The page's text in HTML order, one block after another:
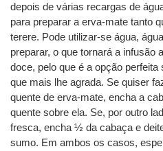
depois de várias recargas de
para preparar a erva-mate tanto
terere. Pode utilizar-se água,
preparar, o que tornará a infusão
doce, pelo que é a opção
que mais lhe agrada. Se quiser
quente de erva-mate, encha a
quente sobre ela. Se, por outro
fresca, encha ½ da cabaça e
sumo. Em ambos os casos,